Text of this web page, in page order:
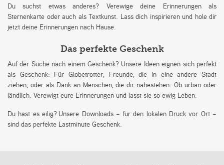
Du suchst etwas anderes? Verewige deine Erinnerungen als
Sternenkarte oder auch als Textkunst. Lass dich inspirieren und hole dir
jetzt deine Erinnerungen nach Hause.
Das perfekte Geschenk
Auf der Suche nach einem Geschenk? Unsere Ideen eignen sich perfekt
als Geschenk: Für Globetrotter, Freunde, die in eine andere Stadt
ziehen, oder als Dank an Menschen, die dir nahestehen. Ob urban oder
ländlich. Verewigt eure Erinnerungen und lasst sie so ewig Leben.
Du hast es eilig? Unsere Downloads – für den lokalen Druck vor Ort –
sind das perfekte Lastminute Geschenk.